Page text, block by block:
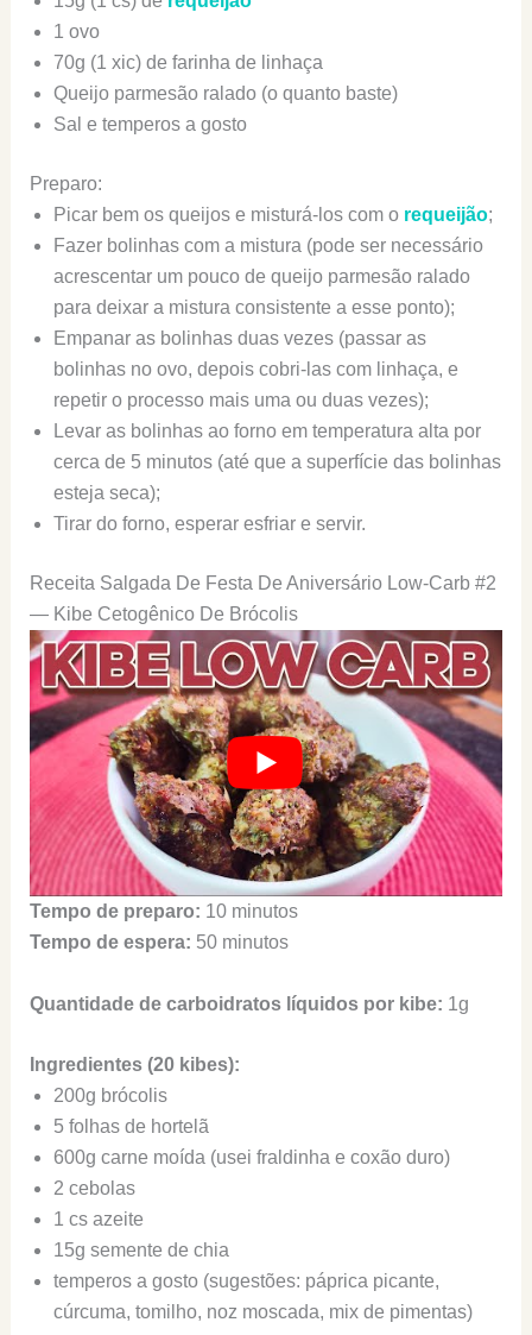
1 ovo
70g (1 xic) de farinha de linhaça
Queijo parmesão ralado (o quanto baste)
Sal e temperos a gosto
Preparo:
Picar bem os queijos e misturá-los com o requeijão;
Fazer bolinhas com a mistura (pode ser necessário
acrescentar um pouco de queijo parmesão ralado
para deixar a mistura consistente a esse ponto);
Empanar as bolinhas duas vezes (passar as
bolinhas no ovo, depois cobri-las com linhaça, e
repetir o processo mais uma ou duas vezes);
Levar as bolinhas ao forno em temperatura alta por
cerca de 5 minutos (até que a superfície das bolinhas
esteja seca);
Tirar do forno, esperar esfriar e servir.
Receita Salgada De Festa De Aniversário Low-Carb #2
— Kibe Cetogênico De Brócolis
Tempo de preparo: 10 minutos
Tempo de espera: 50 minutos
Quantidade de carboidratos líquidos por kibe: 1g
Ingredientes (20 kibes):
200g brócolis
5 folhas de hortelã
600g carne moída (usei fraldinha e coxão duro)
2 cebolas
1 cs azeite
15g semente de chia
temperos a gosto (sugestões: páprica picante,
cúrcuma, tomilho, noz moscada, mix de pimentas)